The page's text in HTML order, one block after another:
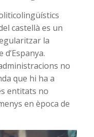
castellà es un
la
no
que hi ha a
entitats no
en època de